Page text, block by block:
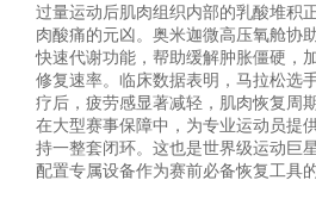
过量运动后肌肉组织内部的乳酸堆积
肉酸痛的元凶。奥米迦微高压氧舱协
快速代谢功能，帮助缓解肿胀僵硬，
修复速率。临床数据表明，马拉松选
疗后，疲劳感显著减轻，肌肉恢复周
在大型赛事保障中，为专业运动员提
持一整套闭环。这也是世界级运动巨
配置专属设备作为赛前必备恢复工具